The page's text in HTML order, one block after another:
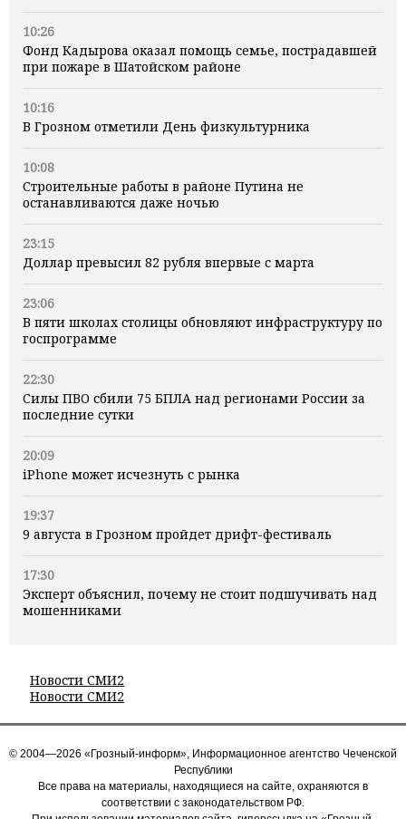
10:26
Фонд Кадырова оказал помощь семье, пострадавшей
при пожаре в Шатойском районе
10:16
В Грозном отметили День физкультурника
10:08
Строительные работы в районе Путина не
останавливаются даже ночью
23:15
Доллар превысил 82 рубля впервые с марта
23:06
В пяти школах столицы обновляют инфраструктуру по
госпрограмме
22:30
Силы ПВО сбили 75 БПЛА над регионами России за
последние сутки
20:09
iPhone может исчезнуть с рынка
19:37
9 августа в Грозном пройдет дрифт-фестиваль
17:30
Эксперт объяснил, почему не стоит подшучивать над
мошенниками
Новости СМИ2
Новости СМИ2
© 2004—2026 «Грозный-информ», Информационное агентство Чеченской
Республики
Все права на материалы, находящиеся на сайте, охраняются в
соответствии с законодательством РФ.